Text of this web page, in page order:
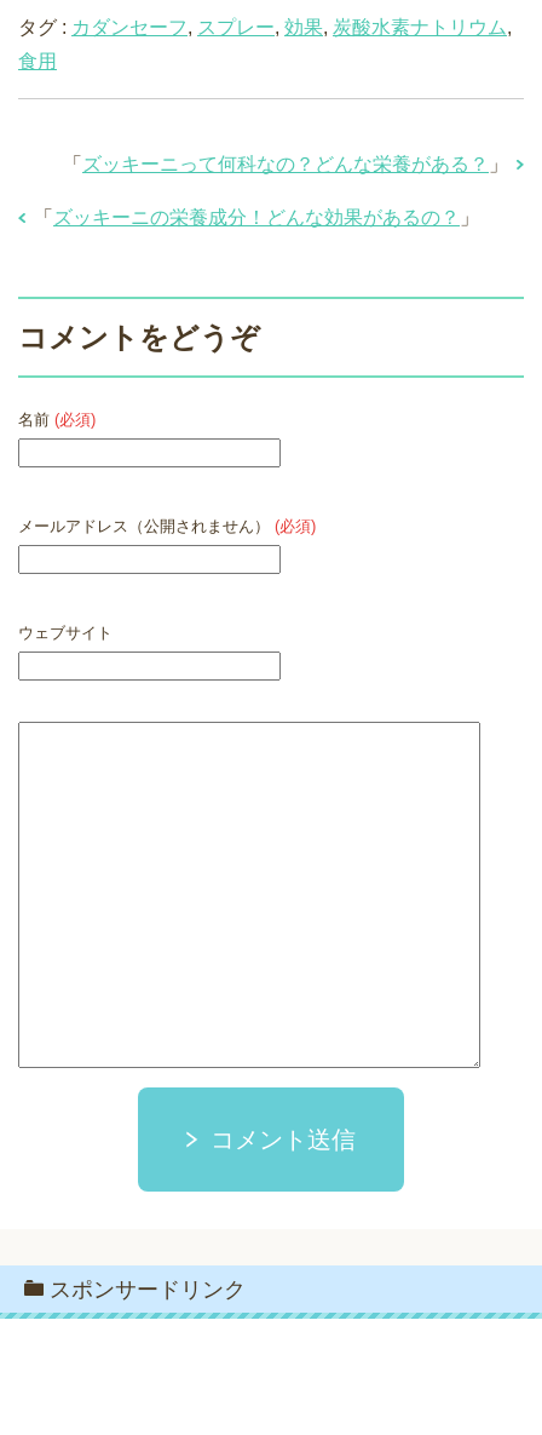
タグ : カダンセーフ, スプレー, 効果, 炭酸水素ナトリウム,
食用
「 ズッキーニって何科なの？どんな栄養がある？ 」
「 ズッキーニの栄養成分！どんな効果があるの？ 」
コメントをどうぞ
名前 (必須)
メールアドレス（公開されません） (必須)
ウェブサイト
コメント送信
スポンサードリンク